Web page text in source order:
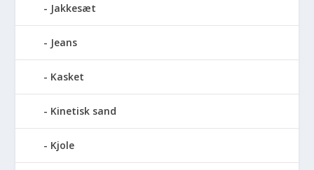
Jakkesæt
Jeans
Kasket
Kinetisk sand
Kjole